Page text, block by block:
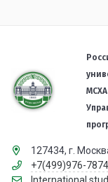
127434, г.
+7(499)976-7874